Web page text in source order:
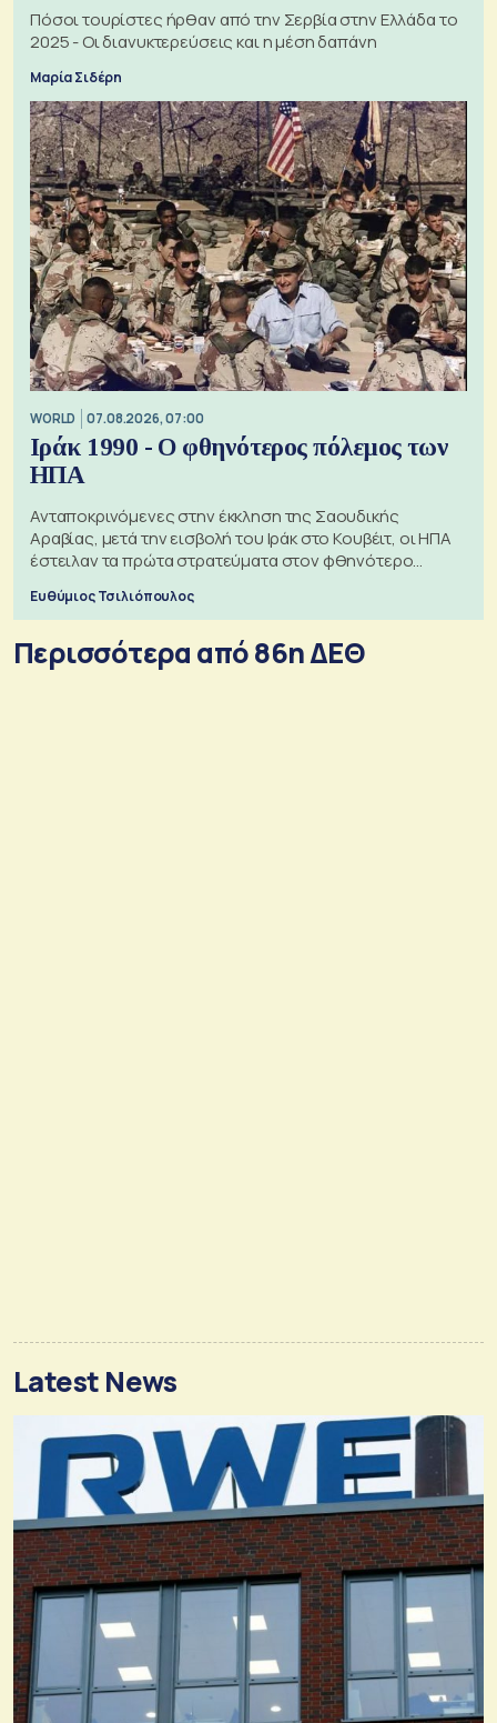
Πόσοι τουρίστες ήρθαν από την Σερβία στην Ελλάδα το
2025 - Οι διανυκτερεύσεις και η μέση δαπάνη
Μαρία Σιδέρη
WORLD 07.08.2026, 07:00
Ιράκ 1990 - Ο φθηνότερος πόλεμος των
ΗΠΑ
Ανταποκρινόμενες στην έκκληση της Σαουδικής
Αραβίας, μετά την εισβολή του Ιράκ στο Κουβέιτ, οι ΗΠΑ
έστειλαν τα πρώτα στρατεύματα στον φθηνότερο
Ευθύμιος Τσιλιόπουλος
Περισσότερα από 86η ΔΕΘ
Latest News